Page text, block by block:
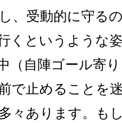
、受動的に守る
くというような
（自陣ゴール寄
で止めることを
々あります。も